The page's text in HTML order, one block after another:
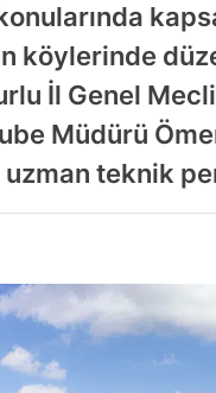
Aydın
Bilecik
Bingöl
Bitlis
Burdur
köylerinde
İl Genel
Müdürü
teknik